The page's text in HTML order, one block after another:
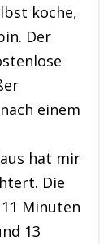
koche,
Der
einem
hat mir
Die
Minuten
13